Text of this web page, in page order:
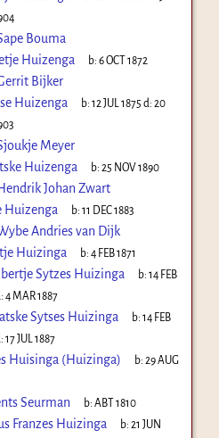
Bouma
Huizenga b:6 OCT 1872
Bijker
Huizenga b:12 JUL 1875 d:20
Meyer
Huizenga b:25 NOV 1890
Johan Zwart
Huizenga b:11 DEC 1883
Andries van Dijk
Huizinga b:4 FEB 1871
Sytzes Huizinga b:14 FEB
4 MAR 1887
Sytses Huizinga b:14 FEB
17 JUL 1887
Huisinga (Huizinga) b:29 AUG
Seurman b:ABT 1810
Franzes Huizinga b:21 JUN